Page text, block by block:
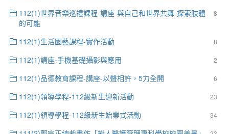
8
112(1)世界音樂巡禮課程-講座-與自己和世界共舞-探索肢體
的可能
8
112(1)生活園藝課程-實作活動
2
112(1)講座-手機基礎攝影與應用
6
112(1)品德教育課程-講座-以聲相許，5力全開
23
112(1)領導學程-112級新生迎新活動
34
112(1)領導學程-112級新生始業式活動